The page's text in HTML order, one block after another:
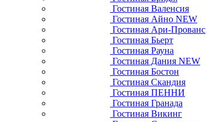
Гостиная Валенсия
Гостиная Айно NEW
Гостиная Ари-Прованс
Гостиная Бьерт
Гостиная Рауна
Гостиная Дания NEW
Гостиная Бостон
Гостиная Скандия
Гостиная ПЕННИ
Гостиная Гранада
Гостиная Викинг